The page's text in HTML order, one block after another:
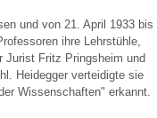
und von 21. April 1933 bis
ihre Lehrstühle,
Jurist Fritz Pringsheim und
Heidegger verteidigte sie
Wissenschaften" erkannt.